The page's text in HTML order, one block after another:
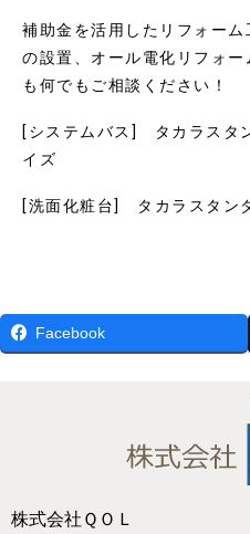
補助金を活用したリフォー
の設置、オール電化リフォ
も何でもご相談ください！
[システムバス] タカラスタ
イズ
[洗面化粧台] タカラスタン
Facebook
株式会社ＱＯＬ